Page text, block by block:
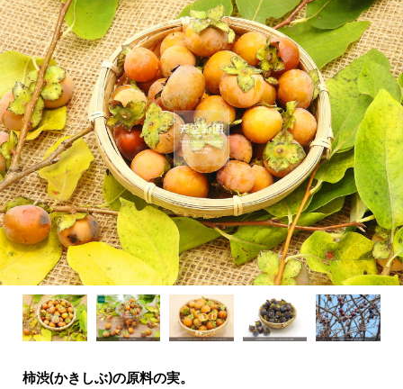
柿渋(かきしぶ)の原料の実。